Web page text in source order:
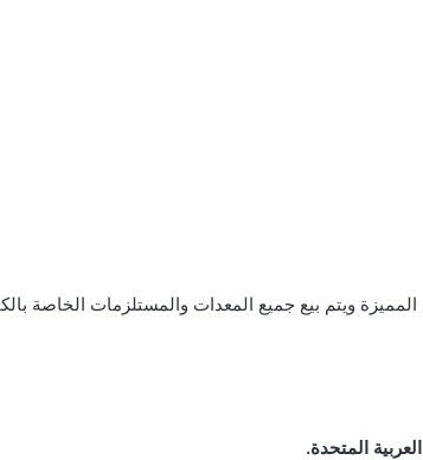
ويتم بيع جميع المعدات والمستلزمات الخاصة